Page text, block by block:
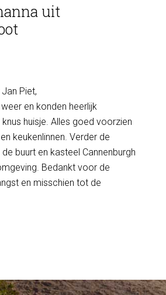
uit
Piet,
en konden heerlijk
huisje. Alles goed voorzien
keukenlinnen. Verder de
buurt en kasteel Cannenburgh
Bedankt voor de
en misschien tot de